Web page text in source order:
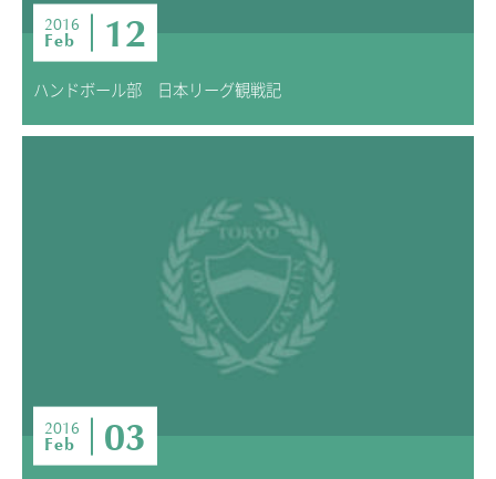
2016
Feb 12
ハンドボール部 日本リーグ観戦記
2016
Feb 03